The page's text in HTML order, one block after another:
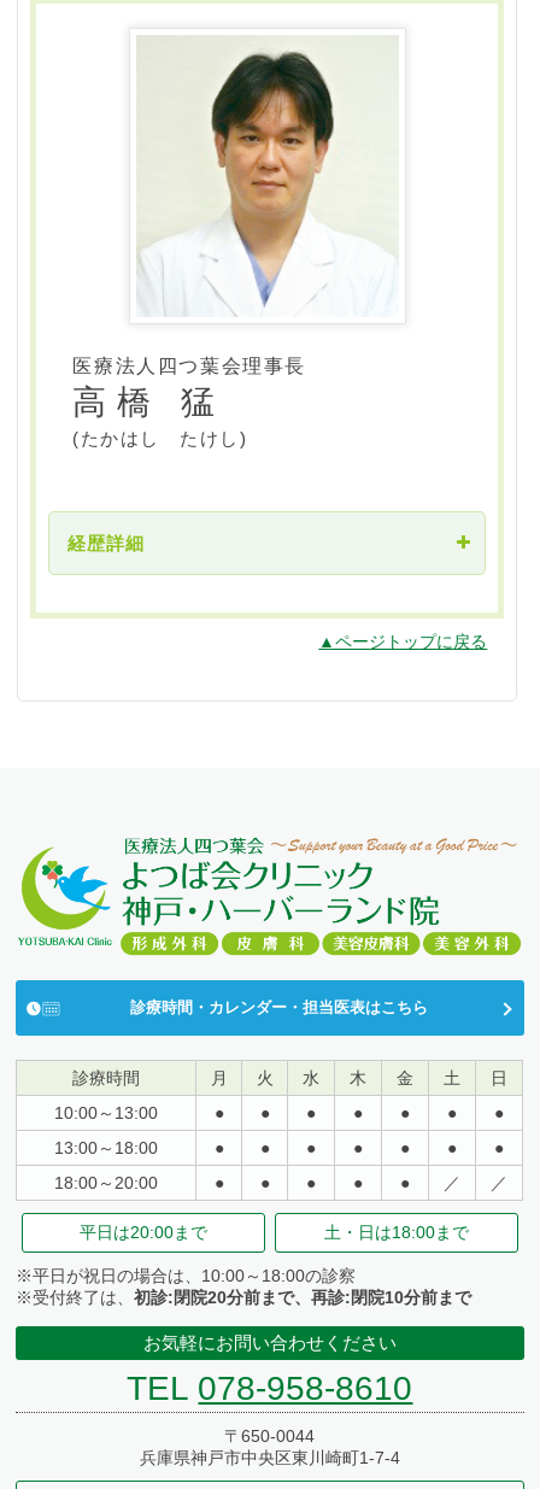
2010年
広島市民病院 形成外科副部長
大手美容外科、美容皮膚科クリニック
よつば会クリニック
兵庫医科大学病院 研修医
2018年
兵庫医科大学病院 皮膚科学入局
市立伊丹病院 皮膚科
2022年
2023年
2026年
医療法人四つ葉会理事長
高橋 猛
(たかはし たけし)
経歴詳細
[ 資格 ]
日本専門医機構認定形成外科専門医
形成外科学会 小児形成外科分野指導医
[ 所属学会 ]
日本形成外科学会
日本美容外科学会 （JSAPS）
日本美容外科学会（JSAS）
日本美容皮膚科学会
創傷外科学会 ほか
松原市医師会所属
学 歴
2000年
大阪医科薬科大学 卒業
2007年
大阪医科薬科大学・大学院 卒業
2008年
学位・博士号取得
経 歴
2001年
▲ページトップに戻る
診療時間・カレンダー・担当医表はこちら
診療時間 月 火 水 木 金 土
日
10:00～13:00
● ● ● ● ● ●
●
13:00～18:00
● ● ● ● ● ●
●
18:00～20:00
● ● ● ● ● ／ ／
平日は20:00まで 土・日は18:00まで
※平日が祝日の場合は、10:00～18:00の診察
※受付終了は、初診:閉院20分前まで、再診:閉院10分前まで
お気軽にお問い合わせください
TEL 078-958-8610
〒650-0044
兵庫県神戸市中央区東川崎町1-7-4